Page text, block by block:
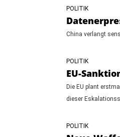
POLITIK
China verlangt
POLITIK
EU-
Die EU plant
dieser
POLITIK